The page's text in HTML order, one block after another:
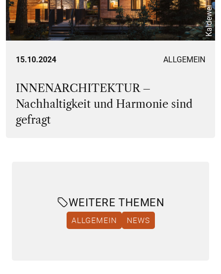
Kaldewei
15.10.2024 ALLGEMEIN
INNENARCHITEKTUR –
Nachhaltigkeit und Harmonie sind
gefragt
WEITERE THEMEN
ALLGEMEIN NEWS